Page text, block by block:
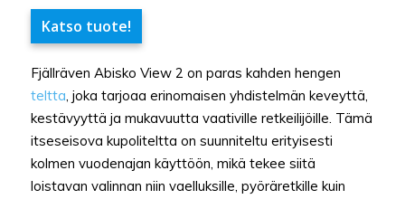
Katso tuote!
Fjällräven Abisko View 2 on paras kahden hengen
teltta, joka tarjoaa erinomaisen yhdistelmän keveyttä,
kestävyyttä ja mukavuutta vaativille retkeilijöille. Tämä
itseseisova kupoliteltta on suunniteltu erityisesti
kolmen vuodenajan käyttöön, mikä tekee siitä
loistavan valinnan niin vaelluksille, pyöräretkille kuin